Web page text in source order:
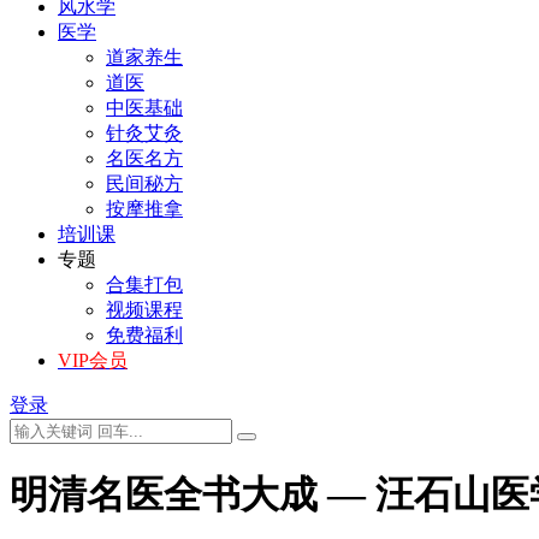
风水学
医学
道家养生
道医
中医基础
针灸艾灸
名医名方
民间秘方
按摩推拿
培训课
专题
合集打包
视频课程
免费福利
VIP会员
登录
明清名医全书大成 — 汪石山医